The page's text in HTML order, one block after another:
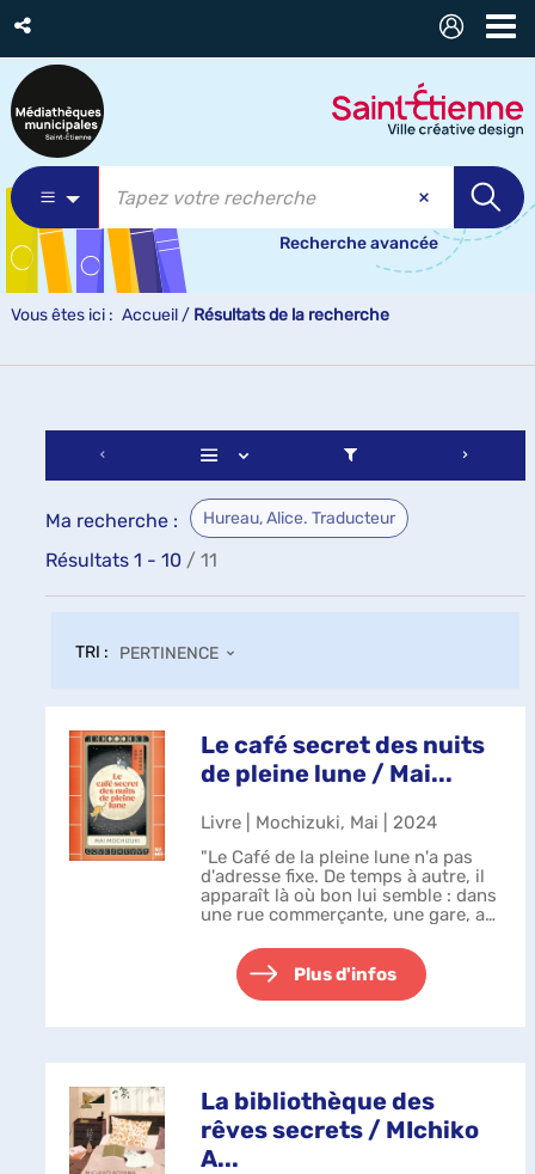
Recherche avancée
Vous êtes ici : Accueil / Résultats de la recherche
Ma recherche : Hureau, Alice. Traducteur
Résultats 1 - 10 / 11
TRI : PERTINENCE
Le café secret des nuits
de pleine lune / Mai...
Livre | Mochizuki, Mai | 2024
"Le Café de la pleine lune n'a pas
d'adresse fixe. De temps à autre, il
apparaît là où bon lui semble : dans
une rue commerçante, une gare, au
ambulant tenu par des chats
maîtres en astrologie...
Plus d'infos
La bibliothèque des
rêves secrets / MIchiko
A...